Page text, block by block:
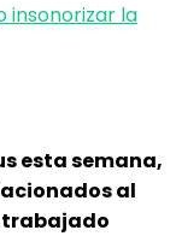
insonorizar la
esta semana,
al
trabajado